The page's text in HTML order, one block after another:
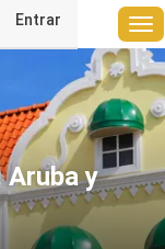
Entrar
Aruba y